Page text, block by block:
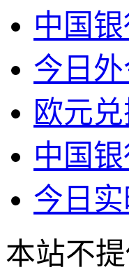
中国
今日
欧元
中国
今日
本站不